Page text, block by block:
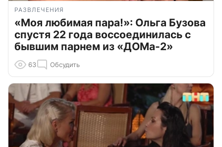
РАЗВЛЕЧЕНИЯ
«Моя любимая пара!»: Ольга Бузова
спустя 22 года воссоединилась с
бывшим парнем из «ДОМа-2»
63 Обсудить